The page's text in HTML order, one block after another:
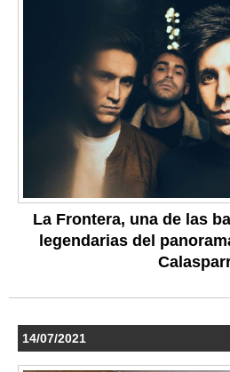
La Frontera, una de las
legendarias del
14/07/2021